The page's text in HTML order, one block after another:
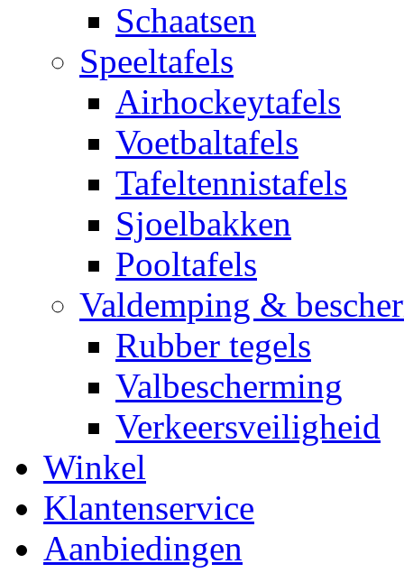
Schaatsen
Speeltafels
Airhockeytafels
Voetbaltafels
Tafeltennistafels
Sjoelbakken
Pooltafels
Valdemping &
Rubber tegels
Valbescherming
Verkeersveiligheid
Winkel
Klantenservice
Aanbiedingen